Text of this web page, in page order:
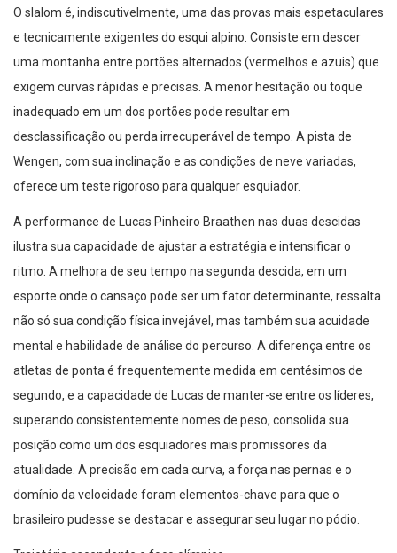
O slalom é, indiscutivelmente, uma das provas mais espetaculares
e tecnicamente exigentes do esqui alpino. Consiste em descer
uma montanha entre portões alternados (vermelhos e azuis) que
exigem curvas rápidas e precisas. A menor hesitação ou toque
inadequado em um dos portões pode resultar em
desclassificação ou perda irrecuperável de tempo. A pista de
Wengen, com sua inclinação e as condições de neve variadas,
oferece um teste rigoroso para qualquer esquiador.
A performance de Lucas Pinheiro Braathen nas duas descidas
ilustra sua capacidade de ajustar a estratégia e intensificar o
ritmo. A melhora de seu tempo na segunda descida, em um
esporte onde o cansaço pode ser um fator determinante, ressalta
não só sua condição física invejável, mas também sua acuidade
mental e habilidade de análise do percurso. A diferença entre os
atletas de ponta é frequentemente medida em centésimos de
segundo, e a capacidade de Lucas de manter-se entre os líderes,
superando consistentemente nomes de peso, consolida sua
posição como um dos esquiadores mais promissores da
atualidade. A precisão em cada curva, a força nas pernas e o
domínio da velocidade foram elementos-chave para que o
brasileiro pudesse se destacar e assegurar seu lugar no pódio.